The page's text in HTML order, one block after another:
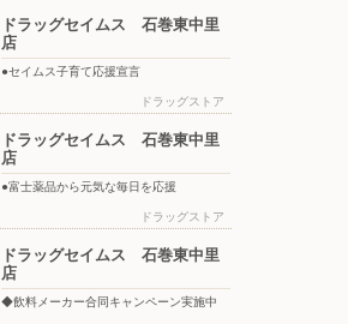
ドラッグセイムス 石巻東中里
店
●セイムス子育て応援宣言
ドラッグストア
ドラッグセイムス 石巻東中里
店
●富士薬品から元気な毎日を応援
ドラッグストア
ドラッグセイムス 石巻東中里
店
◆飲料メーカー合同キャンペーン実施中